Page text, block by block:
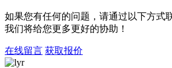
如果您有任何的问题，请通过以下方式
我们将给您更多更好的协助！
在线留言 获取报价